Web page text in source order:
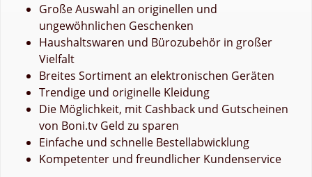
Große Auswahl an originellen und
ungewöhnlichen Geschenken
Haushaltswaren und Bürozubehör in großer
Vielfalt
Breites Sortiment an elektronischen Geräten
Trendige und originelle Kleidung
Die Möglichkeit, mit Cashback und Gutscheinen
von Boni.tv Geld zu sparen
Einfache und schnelle Bestellabwicklung
Kompetenter und freundlicher Kundenservice